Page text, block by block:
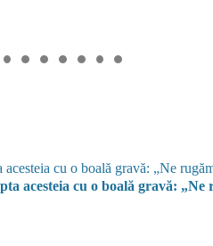
acesteia cu o boală gravă: „Ne